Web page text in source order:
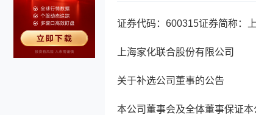
证券代码：600315证券简称：
上海家化联合股份有限公司
关于补选公司董事的公告
本公司董事会及全体董事保证